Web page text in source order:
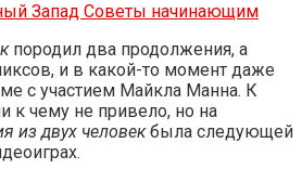
Запад Советы начинающим
породил два продолжения, а
и в какой-то момент даже
с участием Майкла Манна. К
к чему не привело, но на
из двух человекбыла следующей